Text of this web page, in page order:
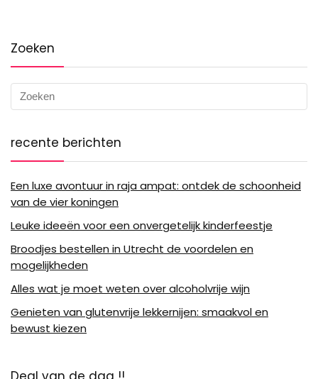
Zoeken
recente berichten
Een luxe avontuur in raja ampat: ontdek de schoonheid
van de vier koningen
Leuke ideeën voor een onvergetelijk kinderfeestje
Broodjes bestellen in Utrecht de voordelen en
mogelijkheden
Alles wat je moet weten over alcoholvrije wijn
Genieten van glutenvrije lekkernijen: smaakvol en
bewust kiezen